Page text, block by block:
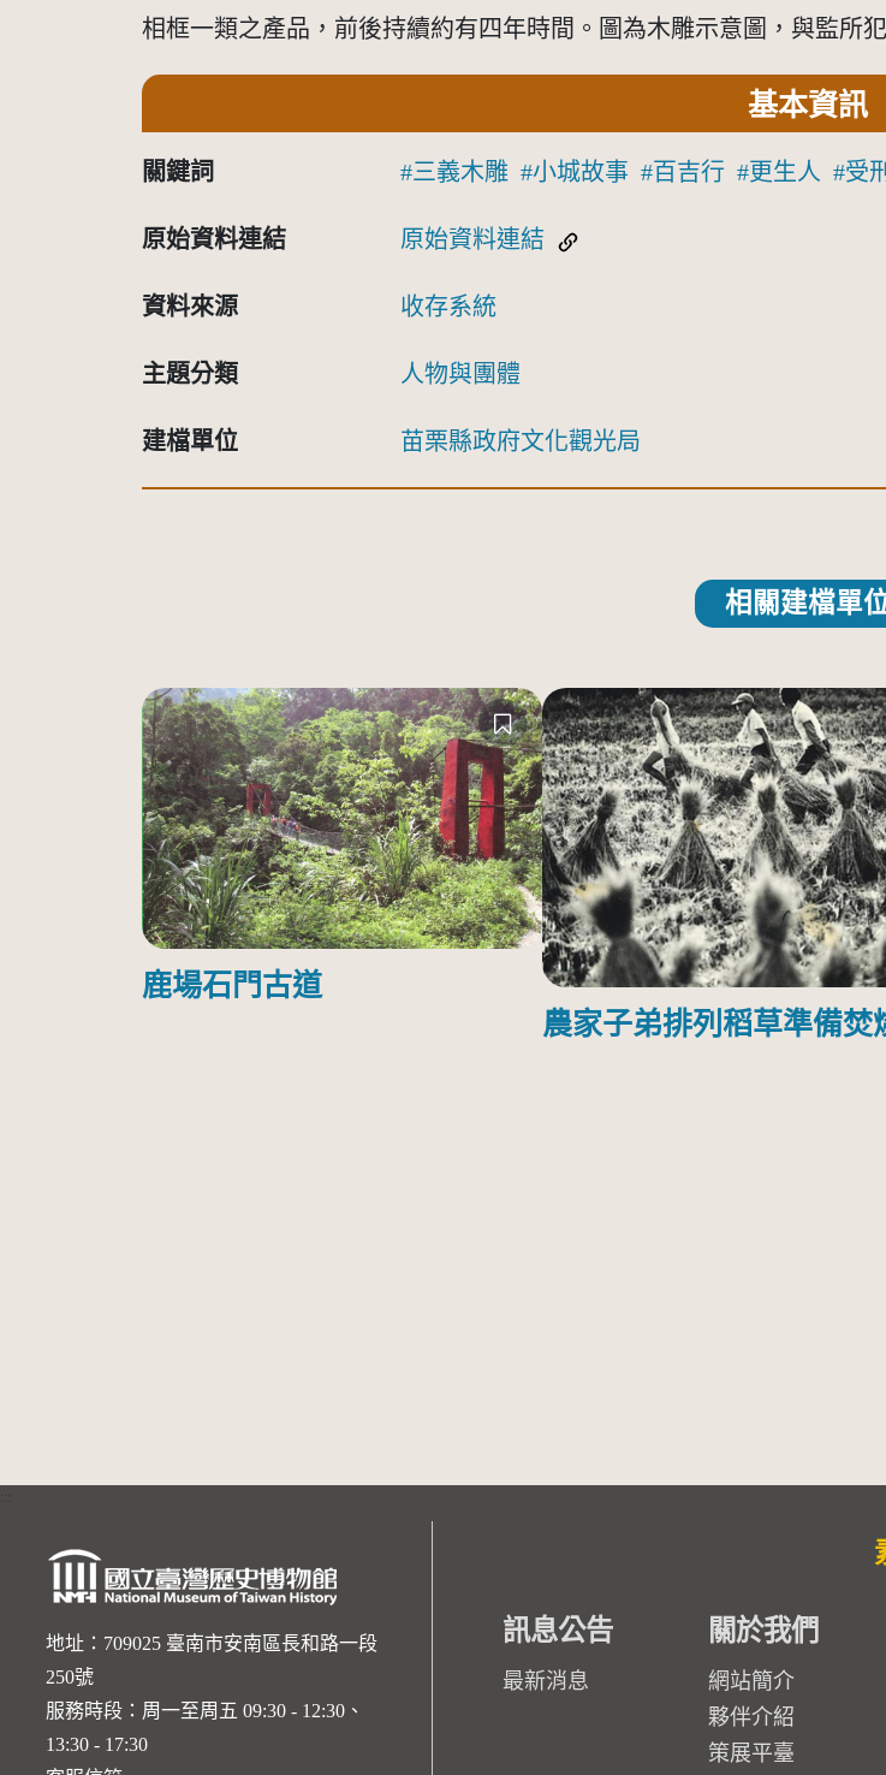
相框一類之產品，前後持續約有四年時間。圖為木雕示意圖，與監所
基本資訊
關鍵詞 三義木雕 小城故事 百吉行 更生人 受
原始資料連結 原始資料連結
資料來源 收存系統
主題分類 人物與團體
建檔單位 苗栗縣政府文化觀光局
相關建檔單
鹿場石門古道
農家子弟排列稻草準備焚
地址：709025 臺南市安南區長和路一段
250號
服務時段：周一至周五 09:30 - 12:30、
13:30 - 17:30
訊息公告
最新消息
關於我們
網站簡介
夥伴介紹
策展平臺